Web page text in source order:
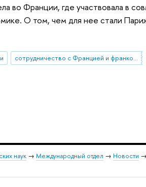
во Франции, где участвовала в
О том, чем для нее стали
сотрудничество с Францией и франкоязычными странами
наук → Международный отдел → Новости →